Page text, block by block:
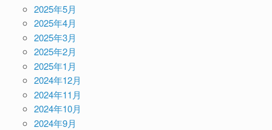
2025年5月
2025年4月
2025年3月
2025年2月
2025年1月
2024年12月
2024年11月
2024年10月
2024年9月